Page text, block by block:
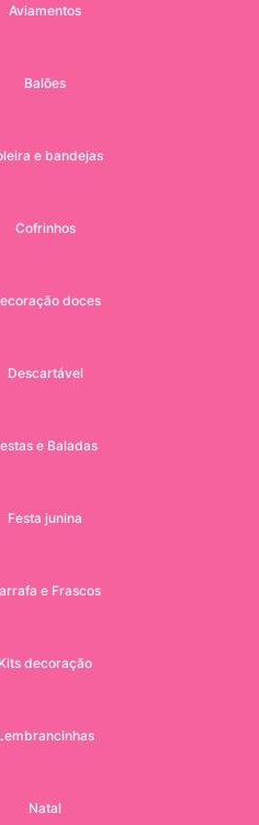
Aviamentos
Balões
e bandejas
Cofrinhos
doces
Descartável
e Baladas
Festa junina
e Frascos
Kits decoração
Natal